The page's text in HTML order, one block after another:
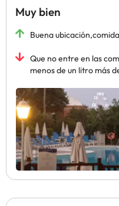
Muy bien
Buena
Que no entre en las
menos de un litro más